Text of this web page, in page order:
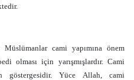
cami yapımına önem
olması için yarışmışlardır. Cami
göstergesidir. Yüce Allah, cami